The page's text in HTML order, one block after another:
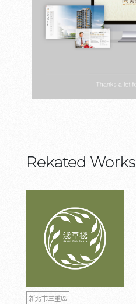
Rekated Works
新北市三重區